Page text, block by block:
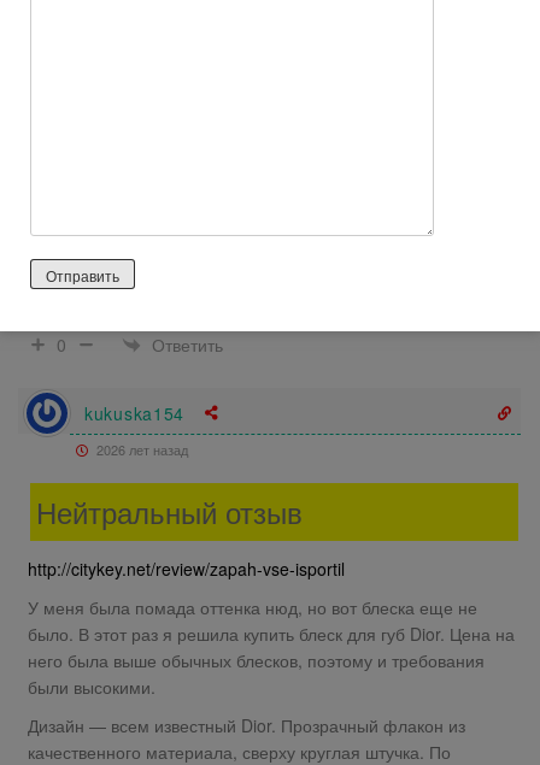
не понятна высокая цена продукта. Я считаю, что этот блеск
вывозит чисто на упаковке, а производителю пора
задуматься над качеством продукта…
0
Ответить
kukuska154
2026 лет назад
Нейтральный отзыв
http://citykey.net/review/zapah-vse-isportil
У меня была помада оттенка нюд, но вот блеска еще не
было. В этот раз я решила купить блеск для губ Dior. Цена на
него была выше обычных блесков, поэтому и требования
были высокими.
Дизайн — всем известный Dior. Прозрачный флакон из
качественного материала, сверху круглая штучка. По